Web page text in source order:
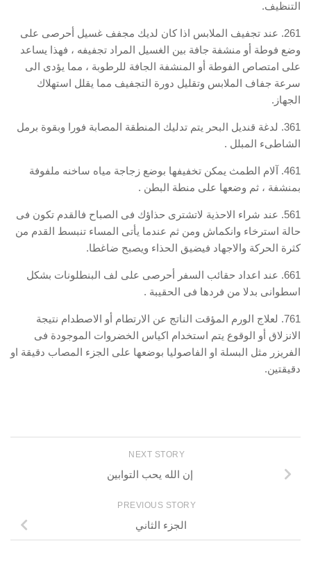
التنظيف.
261. عند تجفيف الملابس اذا كان لديك مجفف غسيل أحرصى على
وضع فوطة أو منشفة جافة بين الغسيل المراد تجفيفه ، فهذا يساعد
على امتصاص الفوطة أو المنشفة الجافة للرطوبة ، مما يؤدى الى
سرعة جفاف الملابس وتقليل دورة التجفيف مما يقلل استهلاك
الجهاز.
361. لدغة قنديل البحر يتم تدليك المنطقة المصابة فورا وبقوة برمل
الشاطىء المبلل .
461. آلام الطمث يمكن تخفيفها بوضع زجاجة مياه ساخنه ملفوفة
بمنشفة ، ثم وضعها على منطة البطن .
561. عند شراء الاحذية لاتشترى حذاؤك فى الصباح فالقدم تكون فى
حالة استرخاء وانكماش ومن ثم عندما يأتى المساء تنبسط القدم من
كثرة الحركة والاجهاد فيضيق الحذاء ويصبح ضاغطا.
661. عند اعداد حقائب السفر أحرصى على لف البنطلونات بشكل
اسطوانى بدلا من فردها فى الحقيبة .
761. لعلاج الورم المؤقت الناتج عن الارتطام أو الاصطدام نتيجة
الانزلاق أو الوقوع يتم استخدام اكياس الخضروات الموجودة فى
الفريزر مثل البسلة او الفاصوليا بوضعها على الجزء المصاب دقيقة او
دقيقتين.
NEXT STORY
إن الله يحب التوابين
PREVIOUS STORY
الجزء الثاني